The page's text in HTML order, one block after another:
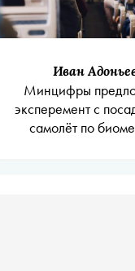
Иван
Минцифры
эксперемент с
самолёт по